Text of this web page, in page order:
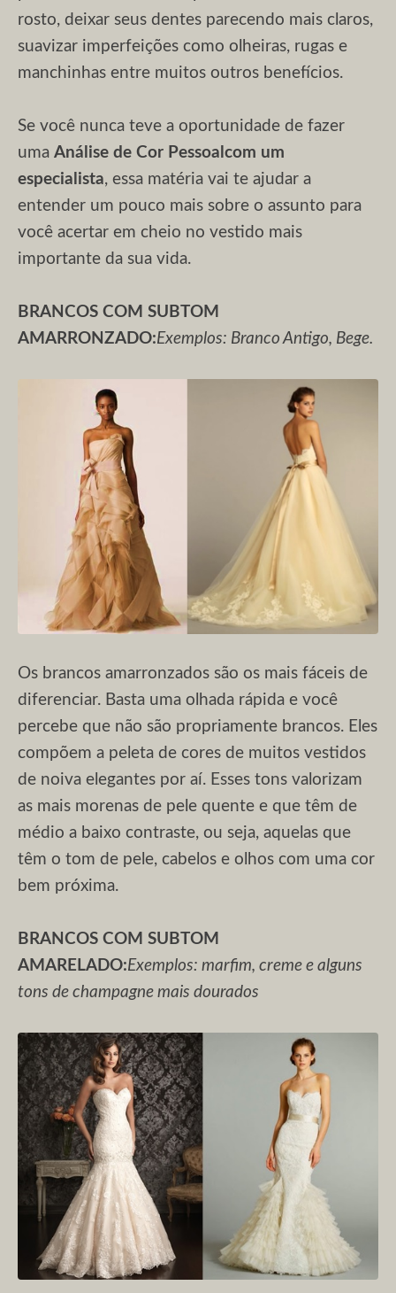
rosto, deixar seus dentes parecendo mais claros,
suavizar imperfeições como olheiras, rugas e
manchinhas entre muitos outros benefícios.
Se você nunca teve a oportunidade de fazer
uma Análise de Cor Pessoal com um
especialista, essa matéria vai te ajudar a
entender um pouco mais sobre o assunto para
você acertar em cheio no vestido mais
importante da sua vida.
BRANCOS COM SUBTOM
AMARRONZADO:Exemplos: Branco Antigo, Bege.
Os brancos amarronzados são os mais fáceis de
diferenciar. Basta uma olhada rápida e você
percebe que não são propriamente brancos. Eles
compõem a peleta de cores de muitos vestidos
de noiva elegantes por aí. Esses tons valorizam
as mais morenas de pele quente e que têm de
médio a baixo contraste, ou seja, aquelas que
têm o tom de pele, cabelos e olhos com uma cor
bem próxima.
BRANCOS COM SUBTOM
AMARELADO:Exemplos: marfim, creme e alguns
tons de champagne mais dourados